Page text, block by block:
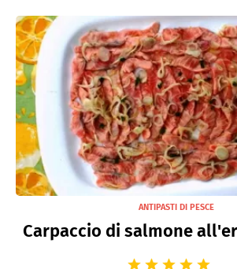
ANTIPASTI DI PESCE
Carpaccio di salmone